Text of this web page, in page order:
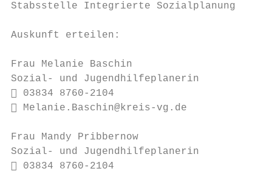
Stabsstelle Integrierte Sozialplanung
Auskunft erteilen:
Frau Melanie Baschin
Sozial- und Jugendhilfeplanerin
 03834 8760-2104
 Melanie.Baschin@kreis-vg.de
Frau Mandy Pribbernow
Sozial- und Jugendhilfeplanerin
 03834 8760-2104